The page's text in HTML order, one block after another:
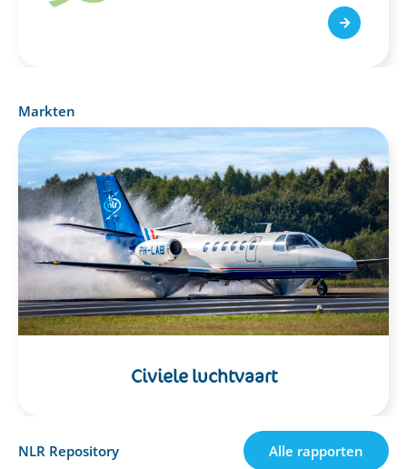
Markten
Ruimtevaart
NLR Repository Alle rapporten